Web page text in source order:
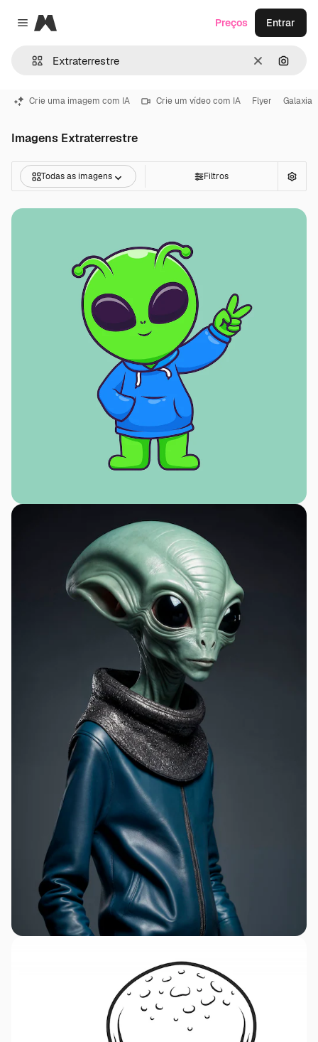
Close menu
Magnific
Limpar
Preços Entrar
Crie uma imagem com IA Crie um vídeo com IA Flyer Galaxia
Imagens Extraterrestre
Todas as imagens Filtros